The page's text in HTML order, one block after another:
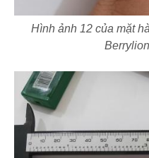
Hình ảnh 12 của mặt